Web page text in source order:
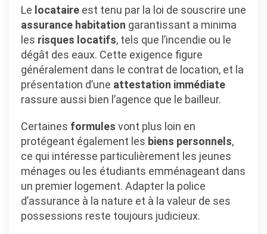
Le locataire est tenu par la loi de souscrire une
assurance habitation garantissant a minima
les risques locatifs, tels que l’incendie ou le
dégât des eaux. Cette exigence figure
généralement dans le contrat de location, et la
présentation d’une attestation immédiate
rassure aussi bien l’agence que le bailleur.
Certaines formules vont plus loin en
protégeant également les biens personnels,
ce qui intéresse particulièrement les jeunes
ménages ou les étudiants emménageant dans
un premier logement. Adapter la police
d’assurance à la nature et à la valeur de ses
possessions reste toujours judicieux.